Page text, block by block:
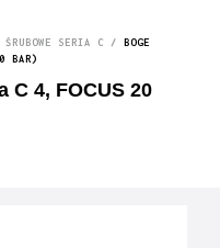
ŚRUBOWE SERIA C / BOGE
BAR)
C 4, FOCUS 20